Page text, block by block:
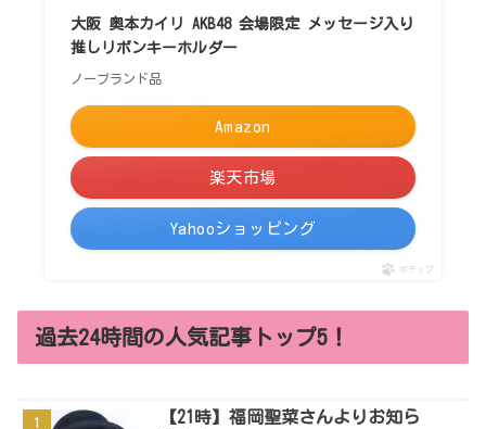
大阪 奥本カイリ AKB48 会場限定 メッセージ入り
推しリボンキーホルダー
ノーブランド品
Amazon
楽天市場
Yahooショッピング
ポチップ
過去24時間の人気記事トップ5！
【21時】福岡聖菜さんよりお知ら